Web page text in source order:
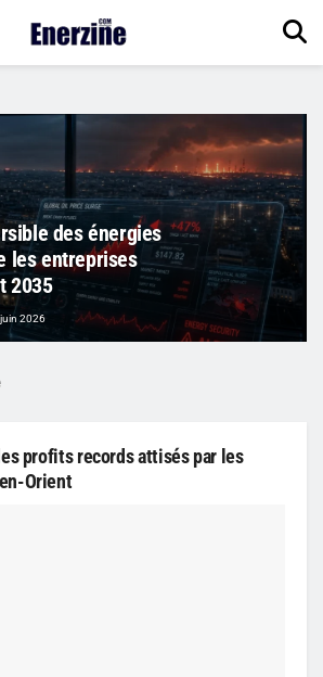
des énergies
les entreprises
2035
2026
profits records attisés par les
Orient